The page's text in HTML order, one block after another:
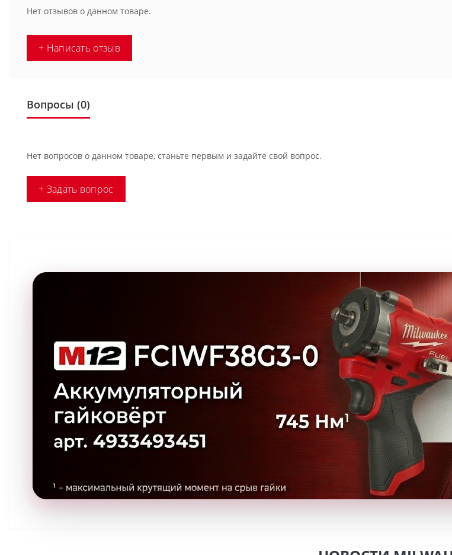
Нет отзывов о данном товаре.
+ Написать отзыв
Вопросы (0)
Нет вопросов о данном товаре, станьте первым и задайте свой вопрос.
+ Задать вопрос